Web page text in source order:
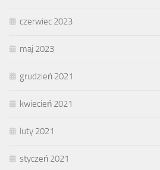
czerwiec 2023
maj 2023
grudzień 2021
kwiecień 2021
luty 2021
styczeń 2021